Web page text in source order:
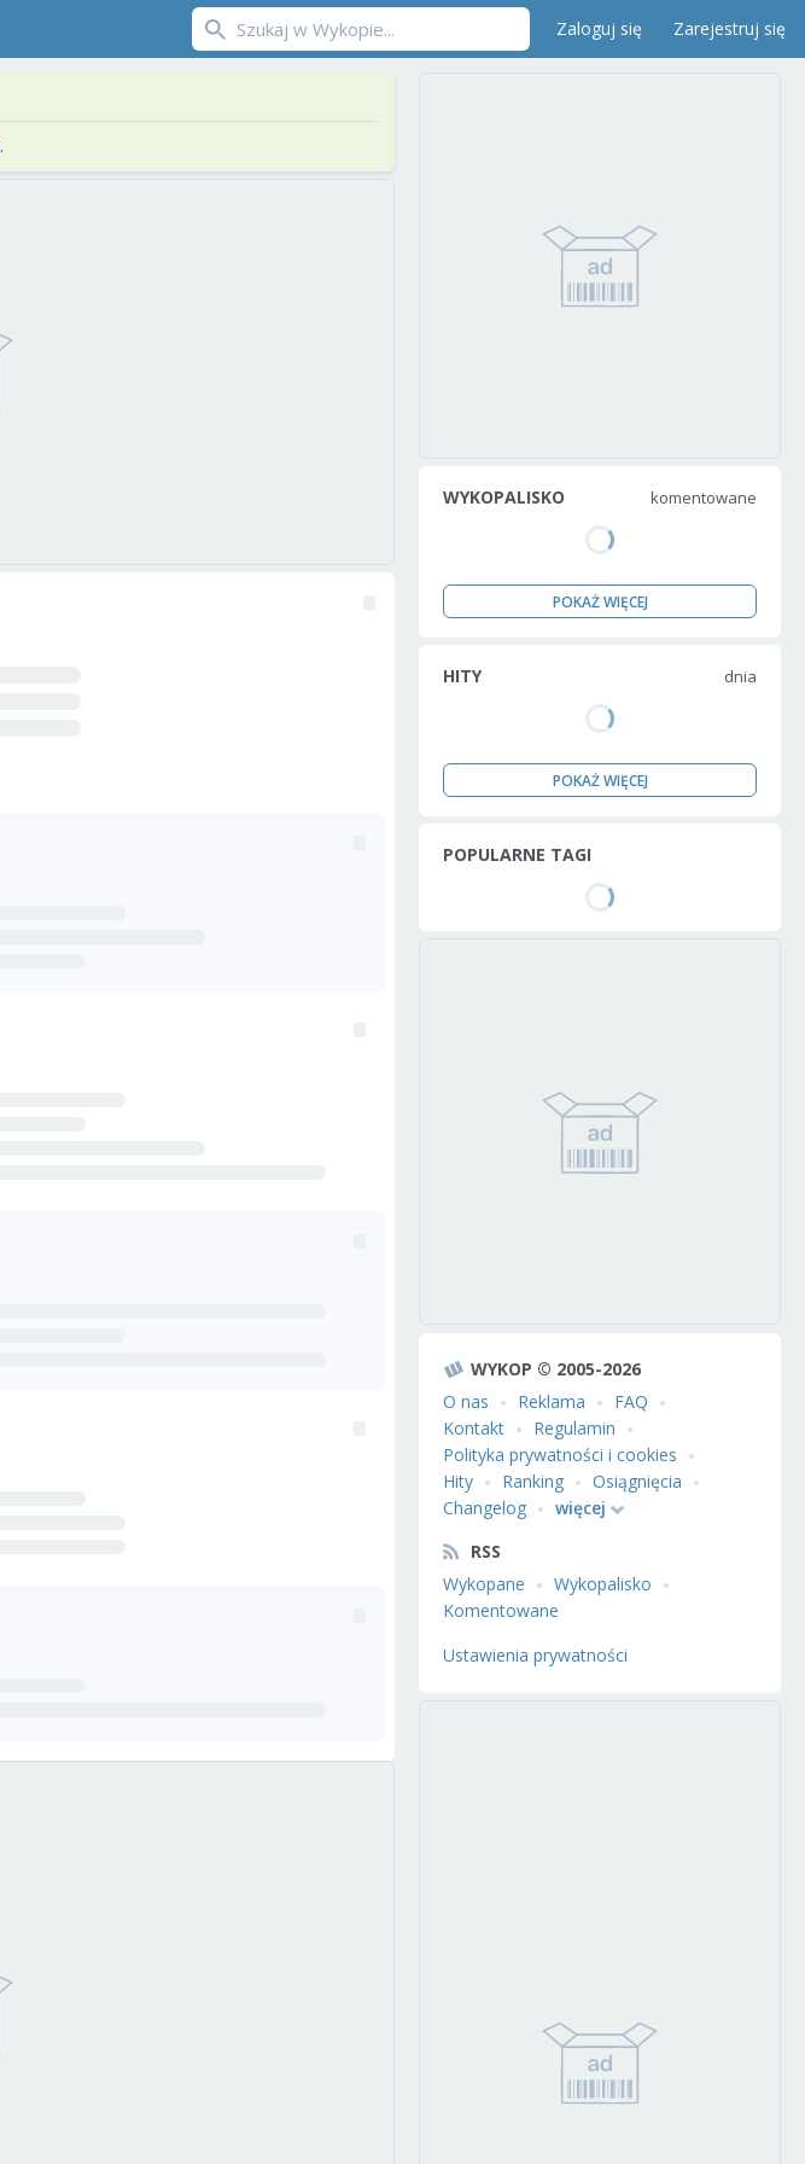
Zaloguj się Zarejestruj się
.
WYKOPALISKO komentowane
POKAŻ WIĘCEJ
HITY dnia
POKAŻ WIĘCEJ
POPULARNE TAGI
WYKOP © 2005-2026
O nas
Reklama
FAQ
Kontakt
Regulamin
Polityka prywatności i cookies
Hity
Ranking
Osiągnięcia
Changelog
więcej
RSS
Wykopane
Wykopalisko
Komentowane
Ustawienia prywatności